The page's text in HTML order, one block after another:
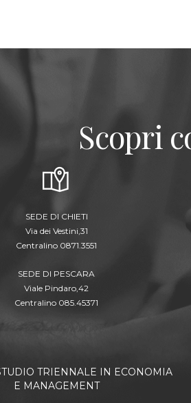
Scopri
SEDE DI CHIETI
Via dei Vestini,31
Centralino 0871.3551
SEDE DI PESCARA
Viale Pindaro,42
Centralino 085.45371
TRIENNALE IN ECONOMIA
E MANAGEMENT